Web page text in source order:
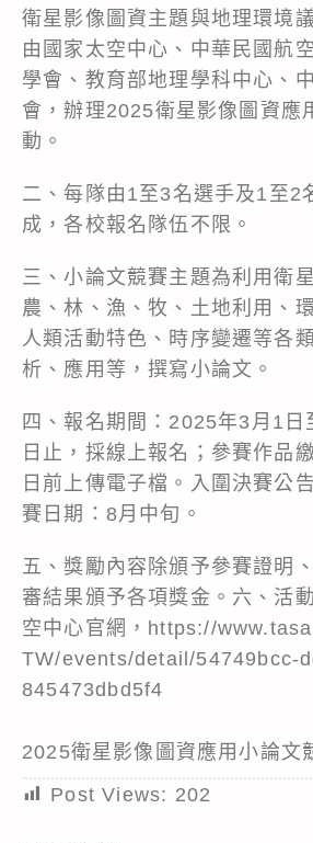
衛星影像圖資主題與地理環境
由國家太空中心、中華民國航
學會、教育部地理學科中心、
會，辦理2025衛星影像圖資應
動。
二、每隊由1至3名選手及1至2
成，各校報名隊伍不限。
三、小論文競賽主題為利用衛
農、林、漁、牧、土地利用、
人類活動特色、時序變遷等各
析、應用等，撰寫小論文。
四、報名期間：2025年3月1
日止，採線上報名；參賽作品
日前上傳電子檔。入圍決賽公
賽日期：8月中旬。
五、獎勵內容除頒予參賽證明
審結果頒予各項獎金。六、活
空中心官網，https://
TW/events/detail/54749bcc-
845473dbd5f4
2025衛星影像圖資應用小論文
Post Views: 202